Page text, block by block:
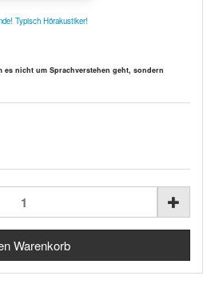
Typisch Hörakustiker!
nicht um Sprachverstehen geht, sondern